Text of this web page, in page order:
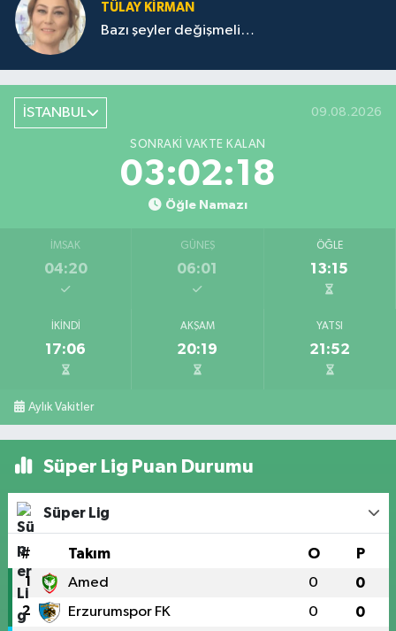
TÜLAY KİRMAN
Bazı şeyler değişmeli…
İSTANBUL 09.08.2026
SONRAKI VAKTE KALAN
03:02:18
Öğle Namazı
İMSAK
04:20
GÜNEŞ
06:01
ÖĞLE
13:15
İKINDI
17:06
AKŞAM
20:19
YATSI
21:52
Aylık Vakitler
Süper Lig Puan Durumu
Süper Lig
# Takım O P
1 Amed 0 0
2 Erzurumspor FK 0 0